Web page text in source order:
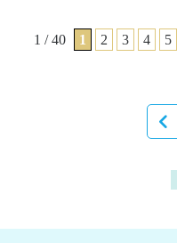
1 / 40 1 2 3 4 5